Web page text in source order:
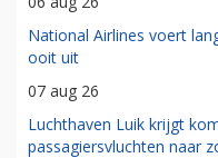
National Airlines voert
ooit uit
07 aug 26
Luchthaven Luik krijgt
passagiersvluchten naar